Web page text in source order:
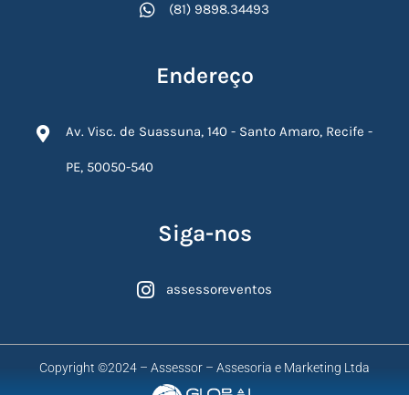
(81) 9898.34493
Endereço
Av. Visc. de Suassuna, 140 - Santo Amaro, Recife -
PE, 50050-540
Siga-nos
assessoreventos
Copyright ©2024 – Assessor – Assesoria e Marketing Ltda